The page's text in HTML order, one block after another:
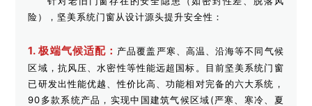
险），坚美系统门窗从设计源头提升安全性：
1. 极端气候适配： 产品覆盖严寒、高温、沿海等不同气候
区域，抗风压、水密性等性能远超国标。目前坚美系统门窗
已研发出性能优越、性价比高、功能相对完备的六大系统，
90多款系统产品，实现中国建筑气候区域(严寒、寒冷、夏